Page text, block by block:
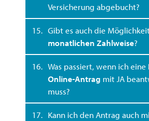
Versicherung abgebucht?
15. Gibt es auch die
monatlichen Zahlweise?
16. Was passiert, wenn ich eine
Online-Antrag mit JA
muss?
17. Kann ich den Antrag auch